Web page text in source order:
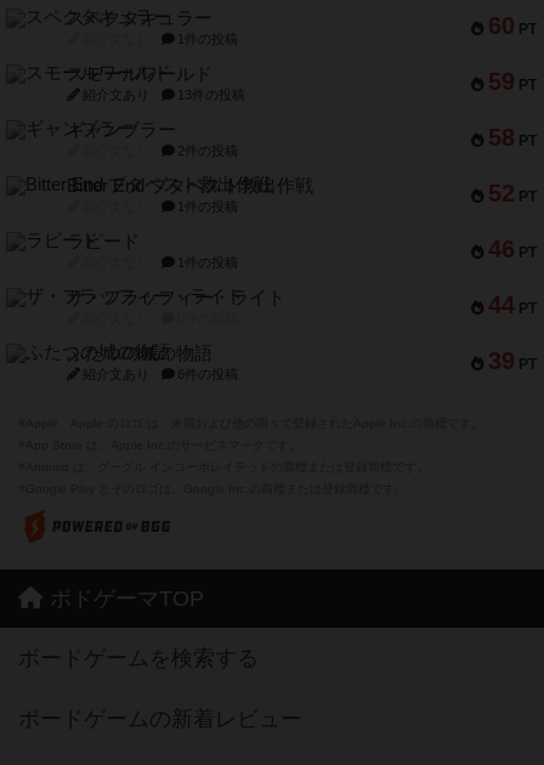
60 PT
スペクタキュラー
1件の投稿
59 PT
スモールワールド
紹介文あり 13件の投稿
58 PT
ギャンブラー
2件の投稿
52 PT
Bitter End ブタペスト救出作戦
1件の投稿
46 PT
ラピード
1件の投稿
44 PT
ザ・フラッフィー・ライト
39 PT
ふたつの城の物語
紹介文あり 6件の投稿
ボドゲーマTOP
ボードゲームを検索する
ボードゲームの新着レビュー